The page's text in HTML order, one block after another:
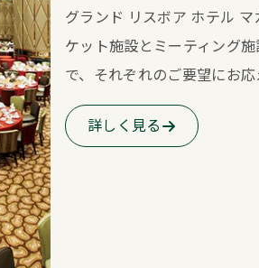
グランド リスボア ホテル
ケット施設とミーティング
で、それぞれのご要望にお応
詳しく見る